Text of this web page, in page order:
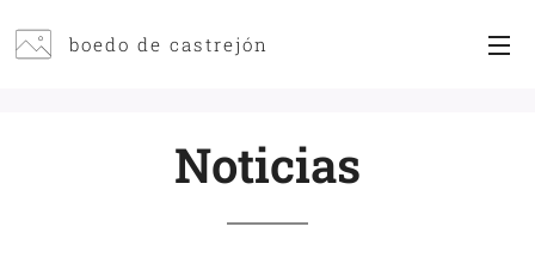
boedo de castrejón
Noticias